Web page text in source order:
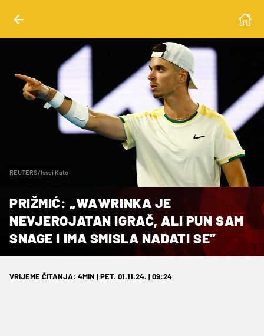
REUTERS/Issei Kato
PRIŽMIĆ: „WAWRINKA JE
NEVJEROJATAN IGRAČ, ALI PUN SAM
SNAGE I IMA SMISLA NADATI SE”
VRIJEME ČITANJA: 4MIN | PET. 01.11.24. | 09:24